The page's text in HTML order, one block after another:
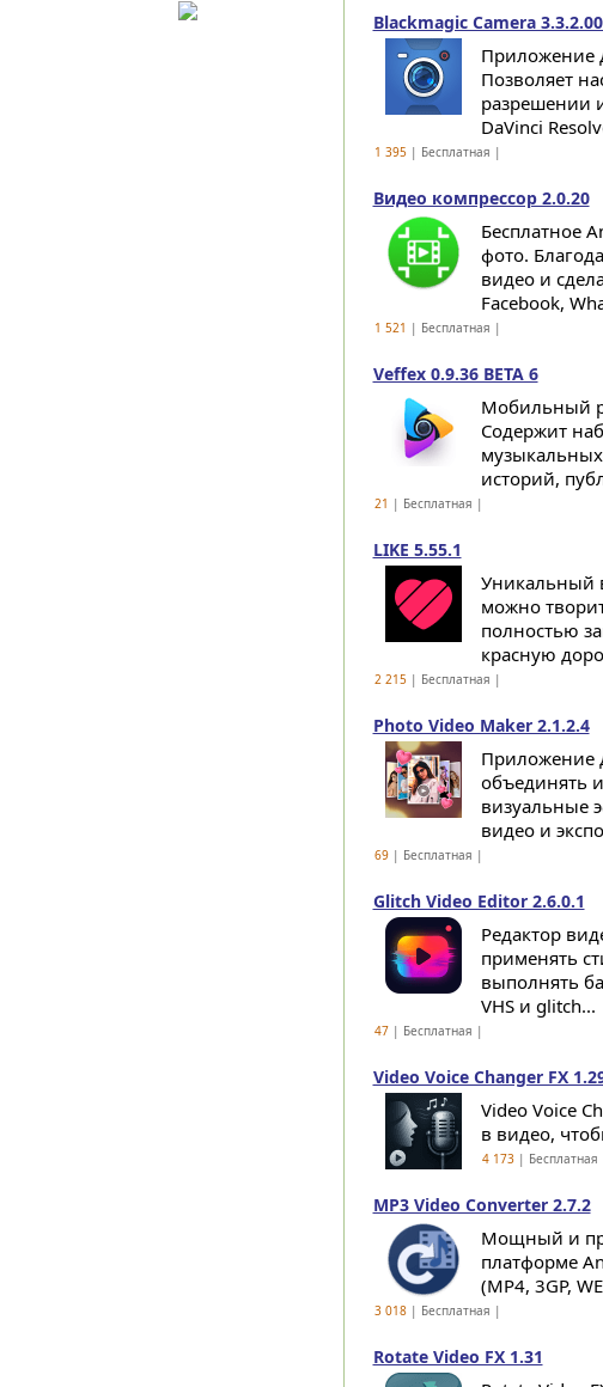
Blackmagic Camera
Приложение
Позволяет
разрешении
DaVinci
1 395| Бесплатная |
Видео компрессор 2.0.20
Бесплатное
фото.
видео и
Facebook,
1 521 | Бесплатная |
Veffex 0.9.36 BETA 6
Мобильный
Содержит
историй,
21 | Бесплатная |
LIKE 5.55.1
Уникальный
можно
полностью
красную
2 215| Бесплатная |
Photo Video Maker 2.1.2.4
Приложение
объединять
визуальные
видео и
69| Бесплатная |
Glitch Video Editor 2.6.0.1
Редактор
применять
выполнять
VHS и glitch...
47| Бесплатная |
Video Voice Changer FX
Video Voice
в видео,
4 173| Бесплатная
MP3 Video Converter 2.7.2
Мощный и
платформе
(MP4, 3GP,
3 018| Бесплатная |
Rotate Video FX 1.31